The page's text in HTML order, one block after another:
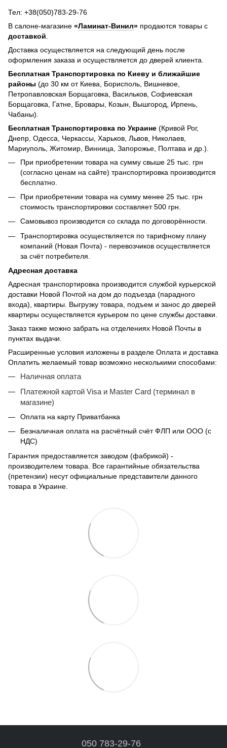
Тел: +38(050)783-29-76
В салоне-магазине «Ламинат-Винил» продаются товары с
доставкой
Доставка осуществляется на следующий день после
оформления заказа и осуществляется до дверей клиента.
Бесплатная Транспортировка по Киеву и ближайшие
районы (до 30 км от Киева, Борисполь, Вишневое,
Петропавловская Борщаговка, Васильков, Софиевская
Борщаговка, Гатне, Бровары, Козын, Вышгород, Ирпень,
Чабаны).
Бесплатная Транспортировка по Украине (Кривой Рог,
Днепр, Одесса, Черкассы, Харьков, Львов, Николаев,
Мариуполь, Житомир, Винница, Запорожье, Полтава и др.).
При приобретении товара на сумму свыше 25 тыс. грн
(согласно ценам на сайте) транспортировка производится
бесплатно.
При приобретении товара на сумму менее 25 тыс. грн
стоимость транспортировки составляет 500 грн.
Самовывоз производится со склада по договорённости.
Транспортировка осуществляется по тарифному плану
компаний (Новая Почта) - перевозчиков осуществляется
за счёт потребителя.
Адресная доставка
Адресная транспортировка производится службой курьерской
доставки Новой Почтой на дом до подъезда (парадного
входа), квартиры. Выгрузку товара, подъем и занос до дверей
квартиры осуществляется курьером по цене службы доставки.
Заказ также можно забрать на отделениях Новой Почты в
пунктах выдачи.
Расширенные условия изложены в разделе Оплата и доставка
Оплатить желаемый товар возможно несколькими способами:
Наличная оплата
Платежной картой Visa и Master Card (терминал в
магазине)
Оплата на карту Приватбанка
Безналичная оплата на расчётный счёт ФЛП или ООО (с
НДС)
Гарантия предоставляется заводом (фабрикой) -
производителем товара. Все гарантийные обязательства
(претензии) несут официальные представители данного
товара в Украине.
050 783-29-76